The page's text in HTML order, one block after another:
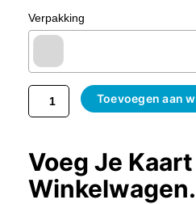
Verpakking
Toevoegen aan
Voeg Je
Winkelwagen.